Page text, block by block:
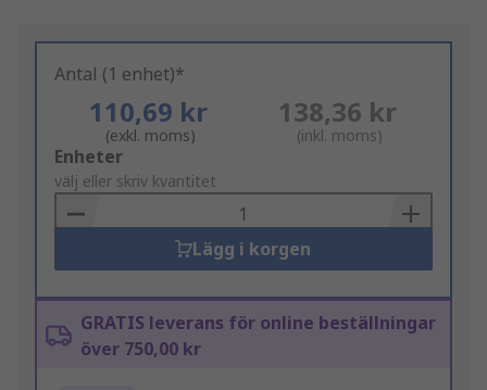
Antal (1 enhet)*
110,69 kr
(exkl. moms)
138,36 kr
(inkl. moms)
Add
to
Basket
Enheter
välj eller skriv kvantitet
Lägg i korgen
GRATIS leverans för online beställningar
över 750,00 kr